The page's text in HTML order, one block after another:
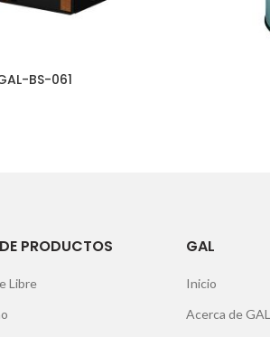
BS-061
PRODUCTOS
Libre
GAL
Inicio
Acerca de GAL